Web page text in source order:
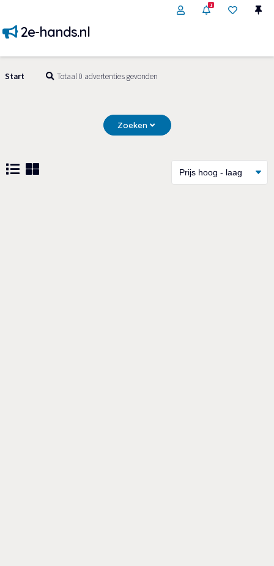
1
2e-hands.nl
Start Totaal 0 advertenties gevonden
Zoeken